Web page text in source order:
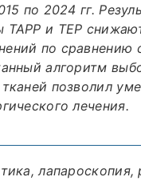
по 2024 гг.
TAPP и TEP
по сравнению
алгоритм
позволил
лечения.